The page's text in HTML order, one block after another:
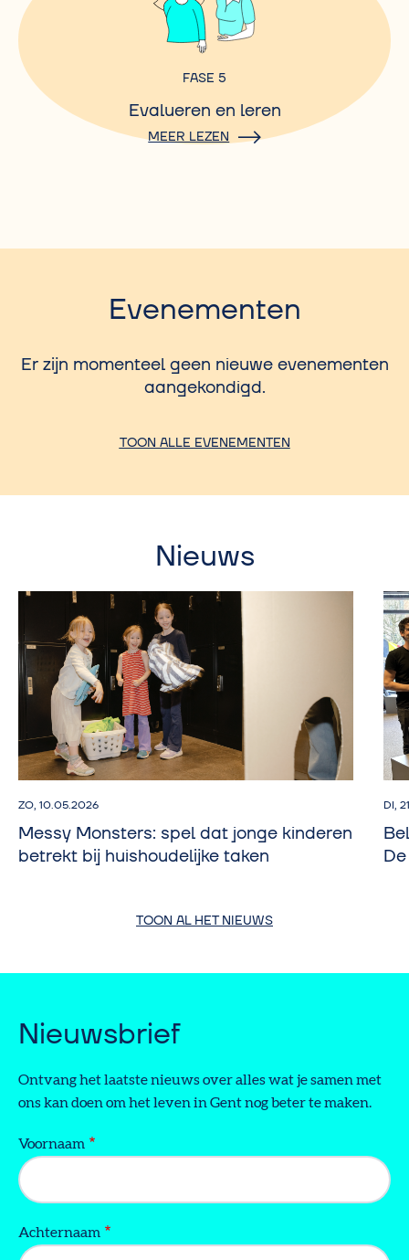
FASE 5
Evalueren en leren
MEER LEZEN
Evenementen
Er zijn momenteel geen nieuwe evenementen
aangekondigd.
TOON ALLE EVENEMENTEN
Nieuws
ZO, 10.05.2026
Messy Monsters: spel dat jonge kinderen
betrekt bij huishoudelijke taken
DI,
TOON AL HET NIEUWS
Nieuwsbrief
Ontvang het laatste nieuws over alles wat je samen met
ons kan doen om het leven in Gent nog beter te maken.
Voornaam
Achternaam